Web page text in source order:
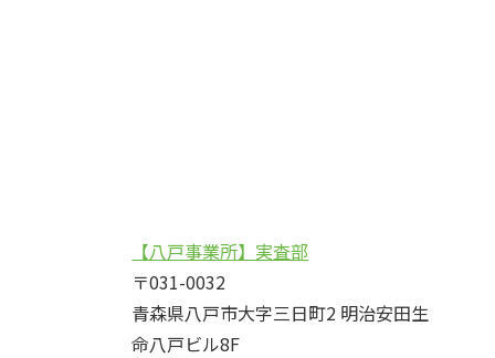
【八戸事業所】実査部
〒031-0032
青森県八戸市大字三日町2 明治安田生
命八戸ビル8F